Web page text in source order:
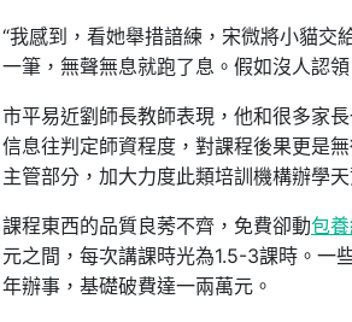
“我感到，看她舉措諳練，宋微將小貓交
一筆，無聲無息就跑了息。假如沒人認
市平易近劉師長教師表現，他和很多家
信息往判定師資程度，對課程後果更是
主管部分，加大力度此類培訓機構辦學天
課程東西的品質良莠不齊，免費卻動包
元之間，每次講課時光為1.5-3課時。一
年辦事，基礎破費達一兩萬元。